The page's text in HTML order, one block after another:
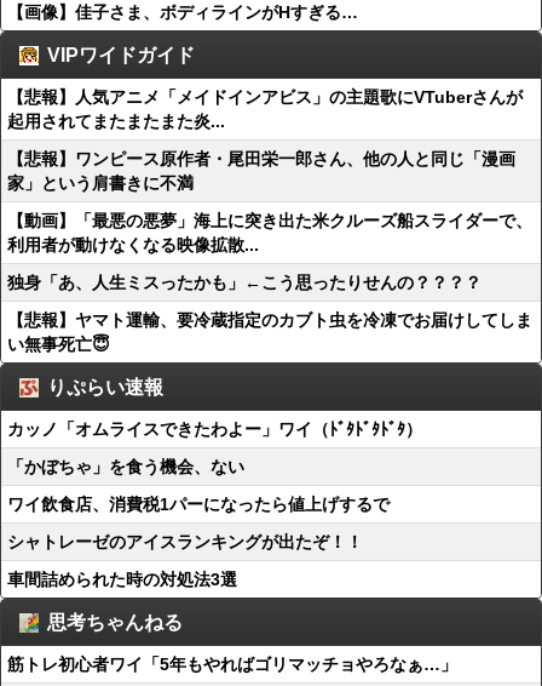
【画像】佳子さま、ボディラインがHすぎる…
VIPワイドガイド
【悲報】人気アニメ「メイドインアビス」の主題歌にVTuberさんが
起用されてまたまたまた炎...
【悲報】ワンピース原作者・尾田栄一郎さん、他の人と同じ「漫画
家」という肩書きに不満
【動画】「最悪の悪夢」海上に突き出た米クルーズ船スライダーで、
利用者が動けなくなる映像拡散...
独身「あ、人生ミスったかも」←こう思ったりせんの？？？？
【悲報】ヤマト運輸、要冷蔵指定のカブト虫を冷凍でお届けしてしま
い無事死亡😇
りぷらい速報
カッノ「オムライスできたわよー」ワイ（ﾄﾞﾀﾄﾞﾀﾄﾞﾀ）
「かぼちゃ」を食う機会、ない
ワイ飲食店、消費税1パーになったら値上げするで
シャトレーゼのアイスランキングが出たぞ！！
車間詰められた時の対処法3選
思考ちゃんねる
筋トレ初心者ワイ「5年もやればゴリマッチョやろなぁ…」